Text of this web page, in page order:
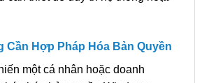
Cần Hợp Pháp Hóa Bản Quyền
một cá nhân hoặc doanh